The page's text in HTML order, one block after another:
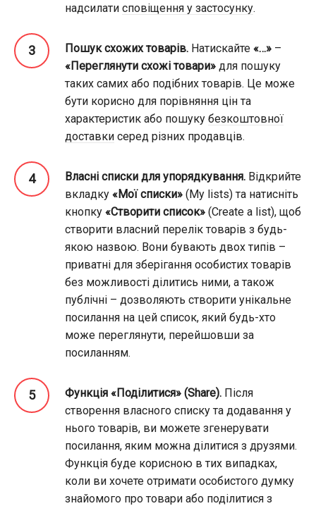
надсилати сповіщення у застосунку.
Пошук схожих товарів. Натискайте «…» –
«Переглянути схожі товари» для пошуку
таких самих або подібних товарів. Це може
бути корисно для порівняння цін та
характеристик або пошуку безкоштовної
доставки серед різних продавців.
Власні списки для упорядкування. Відкрийте
вкладку «Мої списки» (My lists) та натисніть
кнопку «Створити список» (Create a list), щоб
створити власний перелік товарів з будь-
якою назвою. Вони бувають двох типів –
приватні для зберігання особистих товарів
без можливості ділитись ними, а також
публічні – дозволяють створити унікальне
посилання на цей список, який будь-хто
може переглянути, перейшовши за
посиланням.
Функція «Поділитися» (Share). Після
створення власного списку та додавання у
нього товарів, ви можете згенерувати
посилання, яким можна ділитися з друзями.
Функція буде корисною в тих випадках,
коли ви хочете отримати особистого думку
знайомого про товари або поділитися з